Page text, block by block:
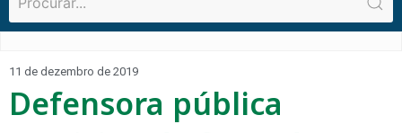
11 de dezembro de 2019
Defensora pública